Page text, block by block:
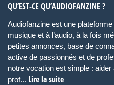
QU’EST-CE QU’AUDIOFANZINE ?
Audiofanzine est une
musique et à l’audio, à la fois
petites annonces, base de
active de passionnés et de
notre vocation est simple :
prof... Lire la suite